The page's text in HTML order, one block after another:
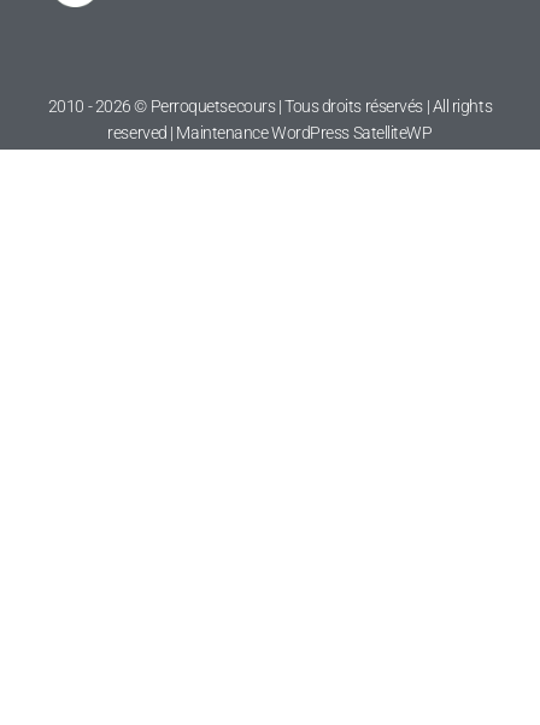
2010 - 2026 © Perroquetsecours | Tous droits réservés | All rights
reserved | Maintenance WordPressSatelliteWP